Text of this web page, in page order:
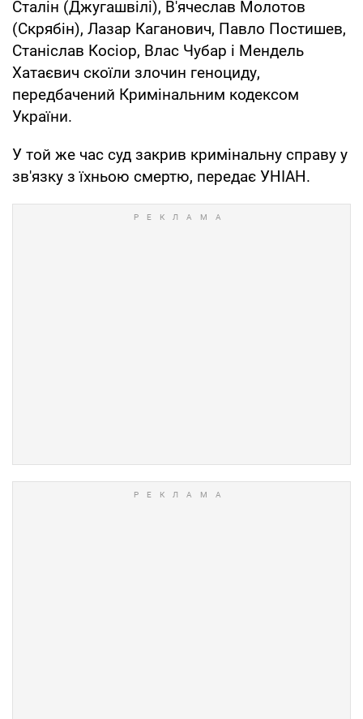
Сталін (Джугашвілі), В'ячеслав Молотов
(Скрябін), Лазар Каганович, Павло Постишев,
Станіслав Косіор, Влас Чубар і Мендель
Хатаєвич скоїли злочин геноциду,
передбачений Кримінальним кодексом
України.
У той же час суд закрив кримінальну справу у
зв'язку з їхньою смертю, передає УНІАН.